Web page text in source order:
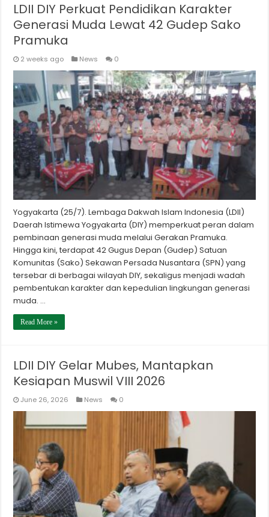
LDII DIY Perkuat Pendidikan Karakter
Generasi Muda Lewat 42 Gudep Sako
Pramuka
2 weeks ago News 0
Yogyakarta (25/7). Lembaga Dakwah Islam Indonesia (LDII)
Daerah Istimewa Yogyakarta (DIY) memperkuat peran dalam
pembinaan generasi muda melalui Gerakan Pramuka.
Hingga kini, terdapat 42 Gugus Depan (Gudep) Satuan
Komunitas (Sako) Sekawan Persada Nusantara (SPN) yang
tersebar di berbagai wilayah DIY, sekaligus menjadi wadah
pembentukan karakter dan kepedulian lingkungan generasi
muda. …
Read More »
LDII DIY Gelar Mubes, Mantapkan
Kesiapan Muswil VIII 2026
June 26, 2026 News 0